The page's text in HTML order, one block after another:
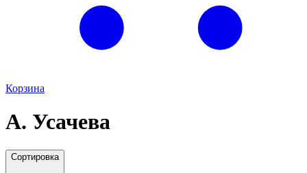
Корзина
А. Усачева
Сортировка